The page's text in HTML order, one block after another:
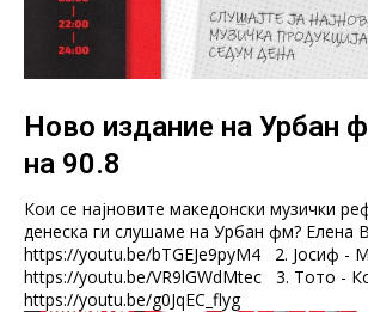
Ново издание на Урбан
на 90.8
Кои се најновите македонски музички
денеска ги слушаме на Урбан фм? Елена Весова - Пријател
https://youtu.be/bTGEJe9pyM4 2. Јосиф - Магичен свет
https://youtu.be/VR9lGWdMtec 3. Тото - Копија
https://youtu.be/g0JqEC_flyg